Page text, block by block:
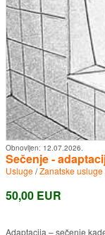
Obnovljen: 12.07.2026.
Sečenje -
Usluge/Zanatske usluge
50,00 EUR
Adaptacija – sečenje